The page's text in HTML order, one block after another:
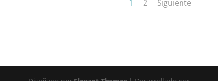
1 2 Siguiente